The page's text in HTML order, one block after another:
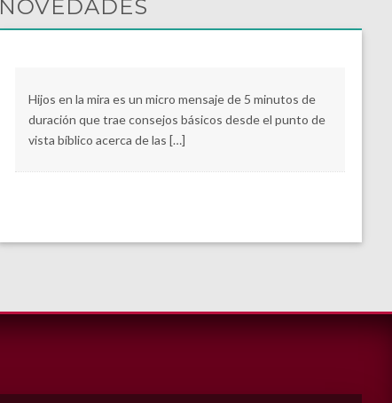
NOVEDADES
Hijos en la mira es un micro mensaje de 5 minutos de
duración que trae consejos básicos desde el punto de
vista bíblico acerca de las […]